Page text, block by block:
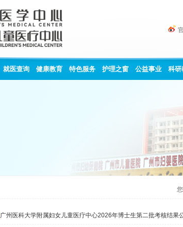
就医查询 健康教育 特色服务 护理之窗 公益事业 科研
广州医科大学附属妇女儿童医疗中心2026年博士生第二批考核结果